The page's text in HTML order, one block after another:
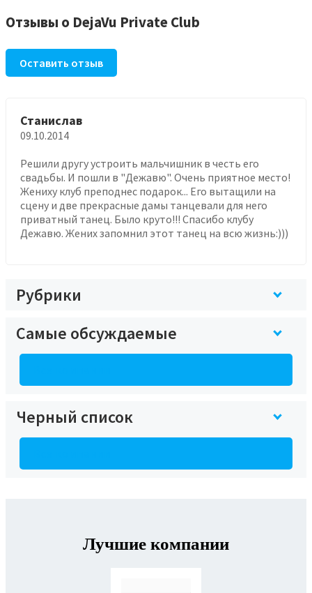
Отзывы о DejaVu Private Club
Оставить отзыв
Станислав
09.10.2014
Решили другу устроить мальчишник в честь его
свадьбы. И пошли в "Дежавю". Очень приятное место!
Жениху клуб преподнес подарок... Его вытащили на
сцену и две прекрасные дамы танцевали для него
приватный танец. Было круто!!! Спасибо клубу
Дежавю. Жених запомнил этот танец на всю жизнь:)))
Рубрики
Самые обсуждаемые
Черный список
Лучшие компании